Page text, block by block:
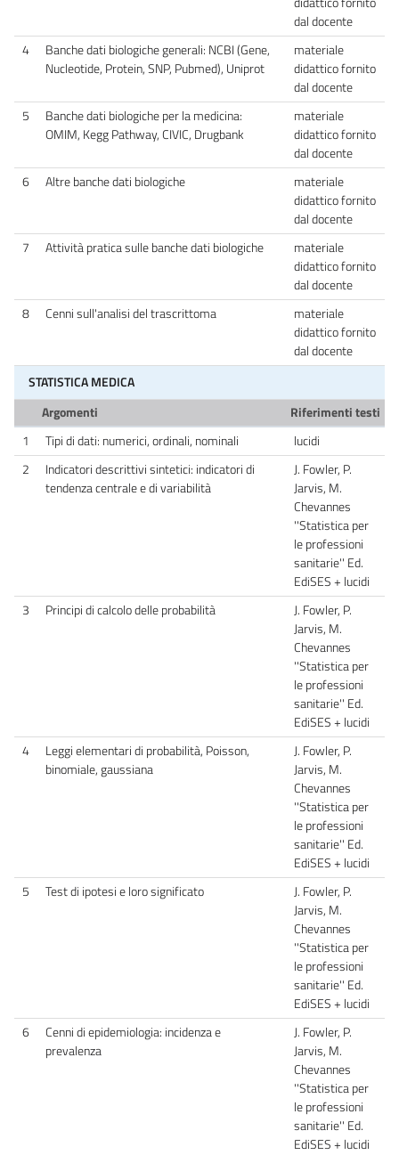
dal docente
4
Banche dati biologiche generali: NCBI (Gene,
Nucleotide, Protein, SNP, Pubmed), Uniprot
materiale
didattico fornito
dal docente
5
Banche dati biologiche per la medicina:
OMIM, Kegg Pathway, CIVIC, Drugbank
materiale
didattico fornito
dal docente
6
Altre banche dati biologiche
materiale
didattico fornito
dal docente
7
Attività pratica sulle banche dati biologiche
materiale
didattico fornito
dal docente
8
Cenni sull'analisi del trascrittoma
materiale
didattico fornito
dal docente
STATISTICA MEDICA
Argomenti
Riferimenti testi
1
Tipi di dati: numerici, ordinali, nominali
lucidi
2
Indicatori descrittivi sintetici: indicatori di
tendenza centrale e di variabilità
J. Fowler, P.
Jarvis, M.
Chevannes
''Statistica per
le professioni
sanitarie'' Ed.
EdiSES + lucidi
3
Principi di calcolo delle probabilità
J. Fowler, P.
Jarvis, M.
Chevannes
''Statistica per
le professioni
sanitarie'' Ed.
EdiSES + lucidi
4
Leggi elementari di probabilità, Poisson,
binomiale, gaussiana
J. Fowler, P.
Jarvis, M.
Chevannes
''Statistica per
le professioni
sanitarie'' Ed.
EdiSES + lucidi
5
Test di ipotesi e loro significato
J. Fowler, P.
Jarvis, M.
Chevannes
''Statistica per
le professioni
sanitarie'' Ed.
EdiSES + lucidi
6
Cenni di epidemiologia: incidenza e
prevalenza
J. Fowler, P.
Jarvis, M.
Chevannes
''Statistica per
le professioni
sanitarie'' Ed.
EdiSES + lucidi